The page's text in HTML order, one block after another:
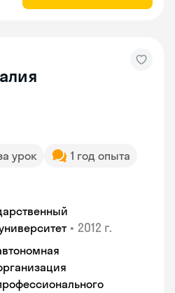
урок
1 год опыта
• 2012 г.